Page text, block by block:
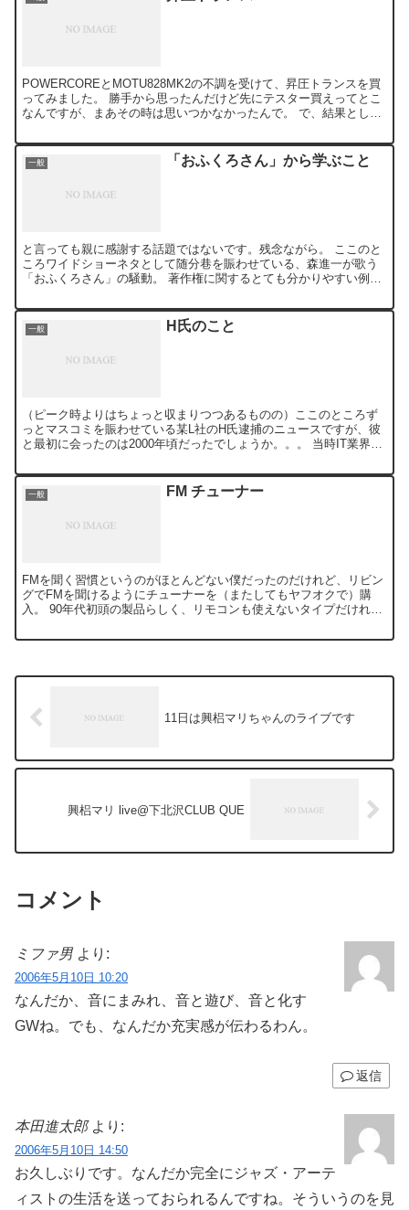
POWERCOREとMOTU828MK2の不調を受けて、昇圧トランスを買
ってみました。 勝手から思ったんだけど先にテスター買えってとこ
なんですが、まあその時は思いつかなかったんで。 で、結果として
一般 「おふくろさん」から学ぶこと
と言っても親に感謝する話題ではないです。残念ながら。 ここのと
ころワイドショーネタとして随分巷を賑わせている、森進一が歌う
「おふくろさん」の騒動。 著作権に関するとても分かりやすい例と
一般 H氏のこと
（ピーク時よりはちょっと収まりつつあるものの）ここのところず
っとマスコミを賑わせている某L社のH氏逮捕のニュースですが、彼
と最初に会ったのは2000年頃だったでしょうか。。。 当時IT業界は
一般 FM チューナー
FMを聞く習慣というのがほとんどない僕だったのだけれど、リビン
グでFMを聞けるようにチューナーを（またしてもヤフオクで）購
入。 90年代初頭の製品らしく、リモコンも使えないタイプだけれど
11日は興梠マリちゃんのライブです
興梠マリ live@下北沢CLUB QUE
コメント
ミファ男 より:
2006年5月10日 10:20
なんだか、音にまみれ、音と遊び、音と化す
GWね。でも、なんだか充実感が伝わるわん。
返信
本田進太郎 より:
2006年5月10日 14:50
お久しぶりです。なんだか完全にジャズ・アーテ
ィストの生活を送っておられるんですね。そういうのを見